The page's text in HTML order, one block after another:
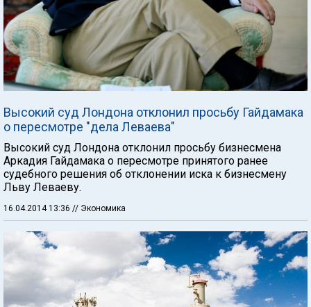
Высокий суд Лондона отклонил просьбу Гайдамака
о пересмотре "дела Леваева"
Высокий суд Лондона отклонил просьбу бизнесмена
Аркадия Гайдамака о пересмотре принятого ранее
судебного решения об отклонении иска к бизнесмену
Льву Леваеву.
16.04.2014 13:36 // Экономика